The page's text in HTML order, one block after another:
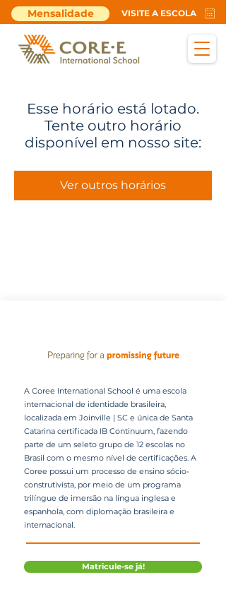
Mensalidade VISITE A ESCOLA
Esse horário está lotado.
Tente outro horário
disponível em nosso site:
Ver outros horários
A Coree International School é uma escola
internacional de identidade brasileira,
localizada em Joinville | SC e única de Santa
Catarina certificada IB Continuum, fazendo
parte de um seleto grupo de 12 escolas no
Brasil com o mesmo nível de certificações. A
Coree possui um processo de ensino sócio-
construtivista, por meio de um programa
trilíngue de imersão na língua inglesa e
espanhola, com diplomação brasileira e
internacional.
Matricule-se já!